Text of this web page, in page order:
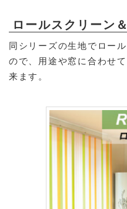
ロールスクリーン
同シリーズの生地でロー
ので、用途や窓に合わせ
来ます。